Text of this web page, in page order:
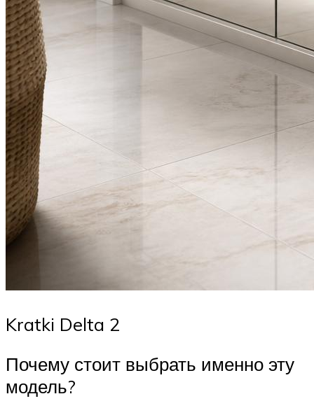
Kratki Delta 2
Почему стоит выбрать именно эту
модель?